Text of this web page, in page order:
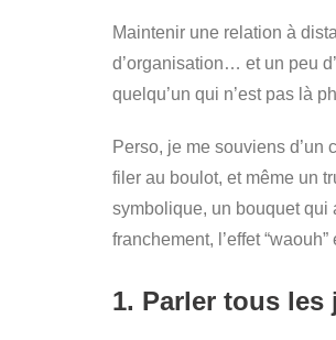
Maintenir une relation à
d’organisation… et un peu
quelqu’un qui n’est pas là
Perso, je me souviens
filer au boulot, et même un
symbolique, un bouquet qui
franchement, l’effet
1. Parler tous